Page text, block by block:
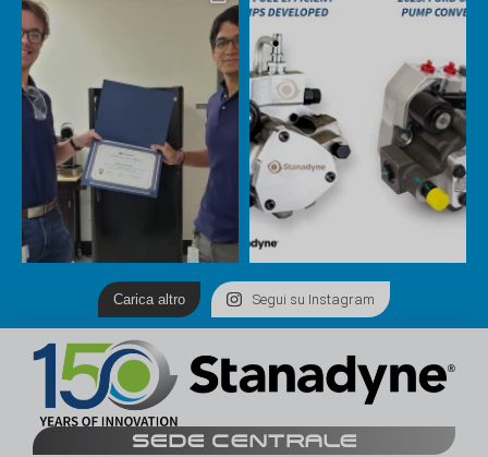
Carica altro Segui su Instagram
SEDE CENTRALE